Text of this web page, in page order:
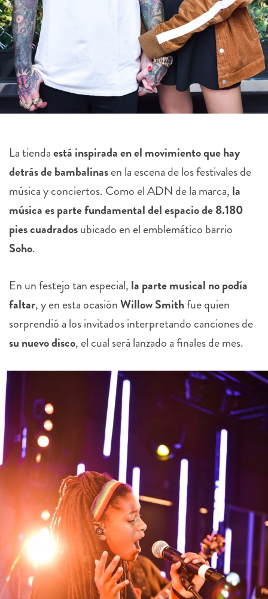
La tiendaestá inspirada en el movimiento que hay
detrás de bambalinasen la escena de los festivales de
música y conciertos. Como el ADN de la marca, la
música es parte fundamental del espacio de 8.180
pies cuadradosubicado en el emblemático barrio
Soho.
En un festejo tan especial, la parte musical no podía
faltar, y en esta ocasiónWillow Smithfue quien
sorprendió a los invitados interpretando canciones de
su nuevo disco, el cual será lanzado a finales de mes.